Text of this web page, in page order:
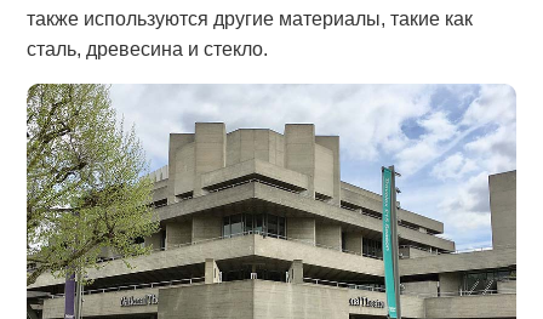
также используются другие материалы, такие как
сталь, древесина и стекло.